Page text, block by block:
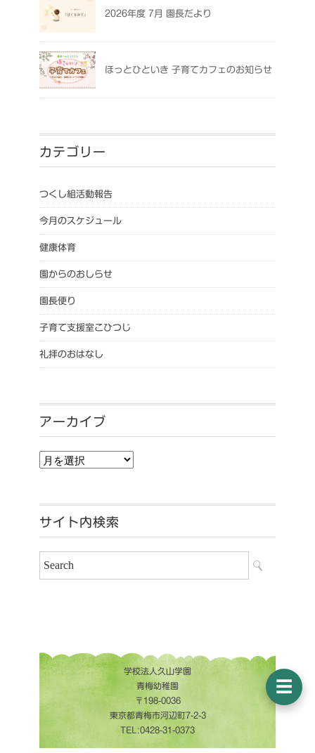
☰
2026年度 7月 園長だより
ほっとひといき 子育てカフェのお知らせ
カテゴリー
つくし組活動報告
今月のスケジュール
健康体育
園からのおしらせ
園長便り
子育て支援室こひつじ
礼拝のおはなし
アーカイブ
アーカイブ
サイト内検索
学校法人久山学園
青梅幼稚園
〒198-0036
東京都青梅市河辺町7-2-3
TEL:0428-31-0373